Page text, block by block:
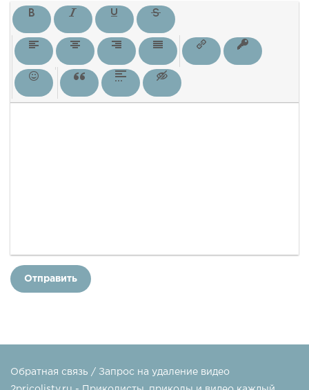
Отправить
Обратная связь / Запрос на удаление видео